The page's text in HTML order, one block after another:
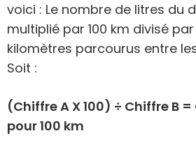
voici : Le nombre de litres du
multiplié par 100 km divisé
kilomètres parcourus entre
Soit :
(Chiffre A X 100) ÷ Chiffre B
pour 100 km